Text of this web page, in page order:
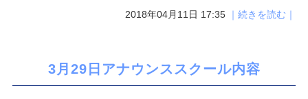
2018年04月11日 17:35 ｜続きを読む｜
3月29日アナウンススクール内容